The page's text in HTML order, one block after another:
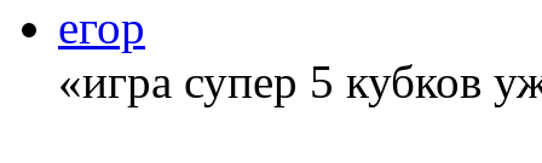
егор
«игра супер 5 кубков